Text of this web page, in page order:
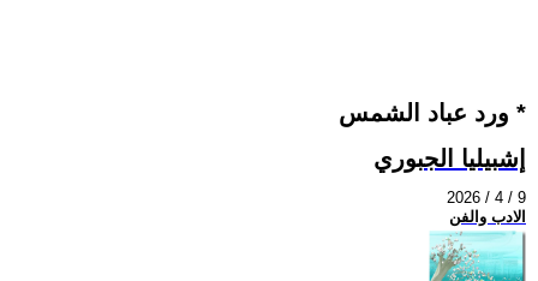
ورد عباد الشمس *
إشبيليا الجبوري
2026 / 4 / 9
الادب والفن